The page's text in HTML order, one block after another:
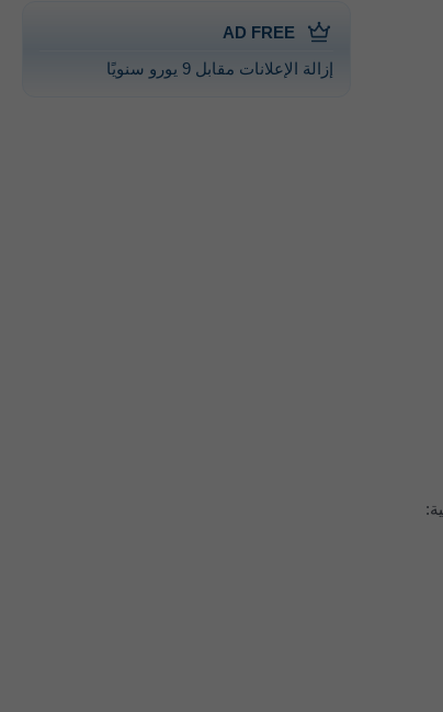
AD FREE
إزالة الإعلانات مقابل 9 يورو سنويًا